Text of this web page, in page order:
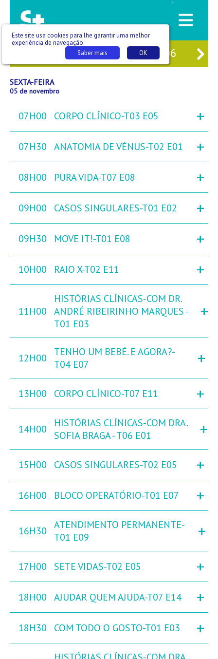
/
SEX 05 SÁB 06
SEXTA-FEIRA
05 de novembro
07H00 CORPO CLÍNICO-T03 E05 +
07H30 ANATOMIA DE VÉNUS-T02 E01 +
08H00 PURA VIDA-T07 E08 +
09H00 CASOS SINGULARES-T01 E02 +
09H30 MOVE IT!-T01 E08 +
10H00 RAIO X-T02 E11 +
11H00
HISTÓRIAS CLÍNICAS-COM DR.
ANDRÉ RIBEIRINHO MARQUES -
T01 E03
+
12H00
TENHO UM BEBÉ. E AGORA?-
T04 E07
+
13H00 CORPO CLÍNICO-T07 E11 +
14H00
HISTÓRIAS CLÍNICAS-COM DRA.
SOFIA BRAGA - T06 E01
+
15H00 CASOS SINGULARES-T02 E05 +
16H00 BLOCO OPERATÓRIO-T01 E07 +
16H30
ATENDIMENTO PERMANENTE-
T01 E09
+
17H00 SETE VIDAS-T02 E05 +
18H00 AJUDAR QUEM AJUDA-T07 E14 +
18H30 COM TODO O GOSTO-T01 E03 +
Este site usa cookies para lhe garantir uma melhor
experiência de navegação.
OK
Saber mais